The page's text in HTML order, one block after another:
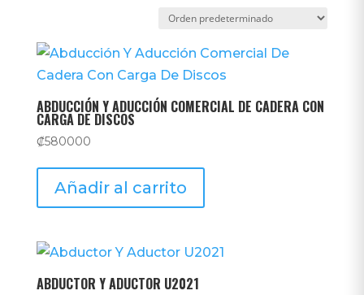
ABDUCCIÓN Y ADUCCIÓN COMERCIAL DE CADERA CON
CARGA DE DISCOS
₡580000
Añadir al carrito
ABDUCTOR Y ADUCTOR U2021